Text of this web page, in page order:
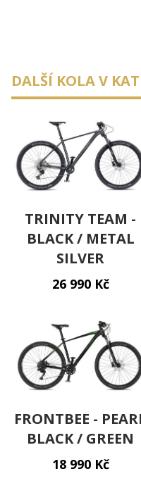
DALŠÍ KOLA V
TRINITY TEAM -
BLACK / METAL
SILVER
26 990 Kč
FRONTBEE -
BLACK / GREEN
18 990 Kč